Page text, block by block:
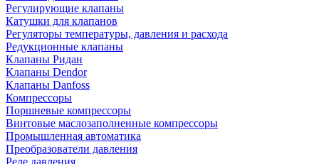
Регулирующие клапаны
Катушки для клапанов
Регуляторы температуры, давления и расхода
Редукционные клапаны
Клапаны Ридан
Клапаны Dendor
Клапаны Danfoss
Компрессоры
Поршневые компрессоры
Винтовые маслозаполненные компрессоры
Промышленная автоматика
Преобразователи давления
Реле давления